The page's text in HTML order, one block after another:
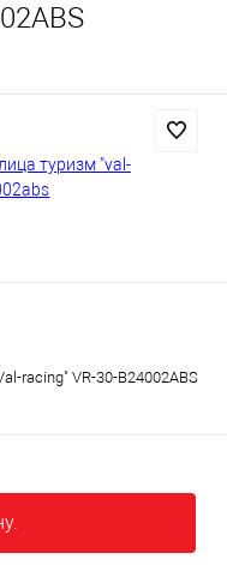
racing" VR-30-B24002ABS